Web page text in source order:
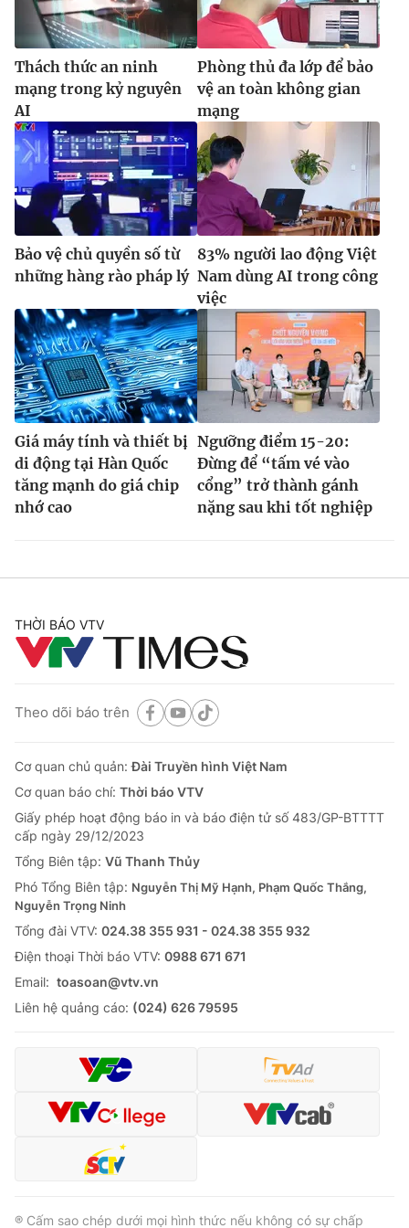
Thách thức an ninh
mạng trong kỷ nguyên
AI
Phòng thủ đa lớp để bảo
vệ an toàn không gian
mạng
Bảo vệ chủ quyền số từ
những hàng rào pháp lý
83% người lao động Việt
Nam dùng AI trong công
việc
Giá máy tính và thiết bị
di động tại Hàn Quốc
tăng mạnh do giá chip
nhớ cao
Ngưỡng điểm 15-20:
Đừng để “tấm vé vào
cổng” trở thành gánh
nặng sau khi tốt nghiệp
THỜI BÁO VTV
Theo dõi báo trên
Cơ quan chủ quản:Đài Truyền hình Việt Nam
Cơ quan báo chí: Thời báo VTV
Giấy phép hoạt động báo in và báo điện tử số 483/GP-BTTTT
cấp ngày 29/12/2023
Tổng Biên tập: Vũ Thanh Thủy
Phó Tổng Biên tập: Nguyễn Thị Mỹ Hạnh, Phạm Quốc Thắng,
Nguyễn Trọng Ninh
Tổng đài VTV: 024.38 355 931 - 024.38 355 932
Ðiện thoại Thời báo VTV: 0988 671 671
Email: toasoan@vtv.vn
Liên hệ quảng cáo: (024) 626 79595
® Cấm sao chép dưới mọi hình thức nếu không có sự chấp